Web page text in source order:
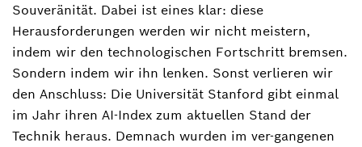
Souveränität. Dabei ist eines klar: diese
Herausforderungen werden wir nicht meistern,
indem wir den technologischen Fortschritt bremsen.
Sondern indem wir ihn lenken. Sonst verlieren wir
den Anschluss: Die Universität Stanford gibt einmal
im Jahr ihren AI-Index zum aktuellen Stand der
Technik heraus. Demnach wurden im ver-gangenen